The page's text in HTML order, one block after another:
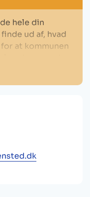
hele din
ud af, hvad
at kommunen
gælder for et
til skel og andre
og materialer